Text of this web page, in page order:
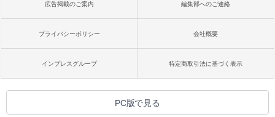
広告掲載のご案内 編集部へのご連絡
プライバシーポリシー 会社概要
インプレスグループ 特定商取引法に基づく表示
PC版で見る